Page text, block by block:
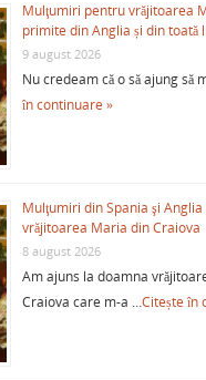
Mulţumiri pentru vrăjitoarea
primite din Anglia și din toată
9 august 2026
Nu credeam că o să ajung să
în continuare »
Mulţumiri din Spania şi
vrăjitoarea Maria din Craiova
8 august 2026
Am ajuns la doamna
Craiova care m-a …Citește în